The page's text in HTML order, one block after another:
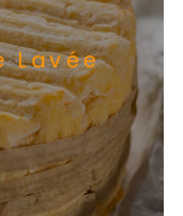
Lavée